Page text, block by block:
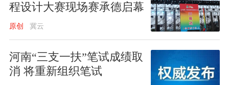
程设计大赛现场赛承德启幕
原创 冀云
河南“三支一扶”笔试成绩取
消 将重新组织笔试